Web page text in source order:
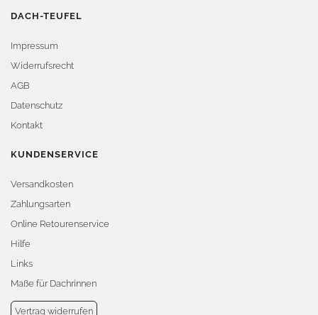
DACH-TEUFEL
Impressum
Widerrufsrecht
AGB
Datenschutz
Kontakt
KUNDENSERVICE
Versandkosten
Zahlungsarten
Online Retourenservice
Hilfe
Links
Maße für Dachrinnen
Vertrag widerrufen